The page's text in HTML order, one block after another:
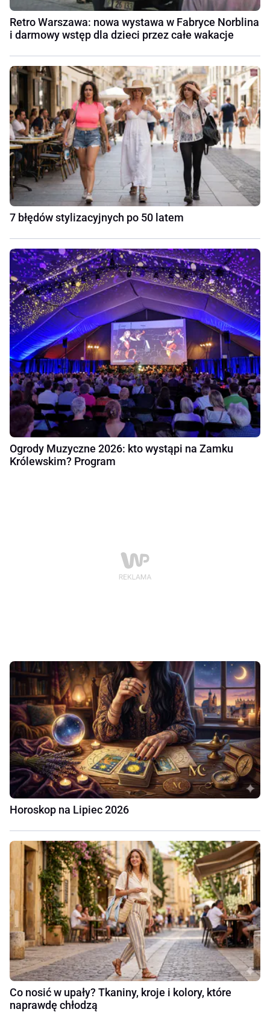
Retro Warszawa: nowa wystawa w Fabryce Norblina
i darmowy wstęp dla dzieci przez całe wakacje
7 błędów stylizacyjnych po 50 latem
Ogrody Muzyczne 2026: kto wystąpi na Zamku
Królewskim? Program
Horoskop na Lipiec 2026
Co nosić w upały? Tkaniny, kroje i kolory, które
naprawdę chłodzą